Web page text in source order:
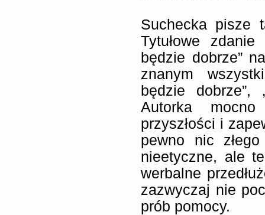
Suchecka pisze
Tytułowe
będzie dobrze”
znanym
będzie
Autorka
przyszłości i
pewno nic
nieetyczne, ale
werbalne
zazwyczaj nie
prób pomocy.